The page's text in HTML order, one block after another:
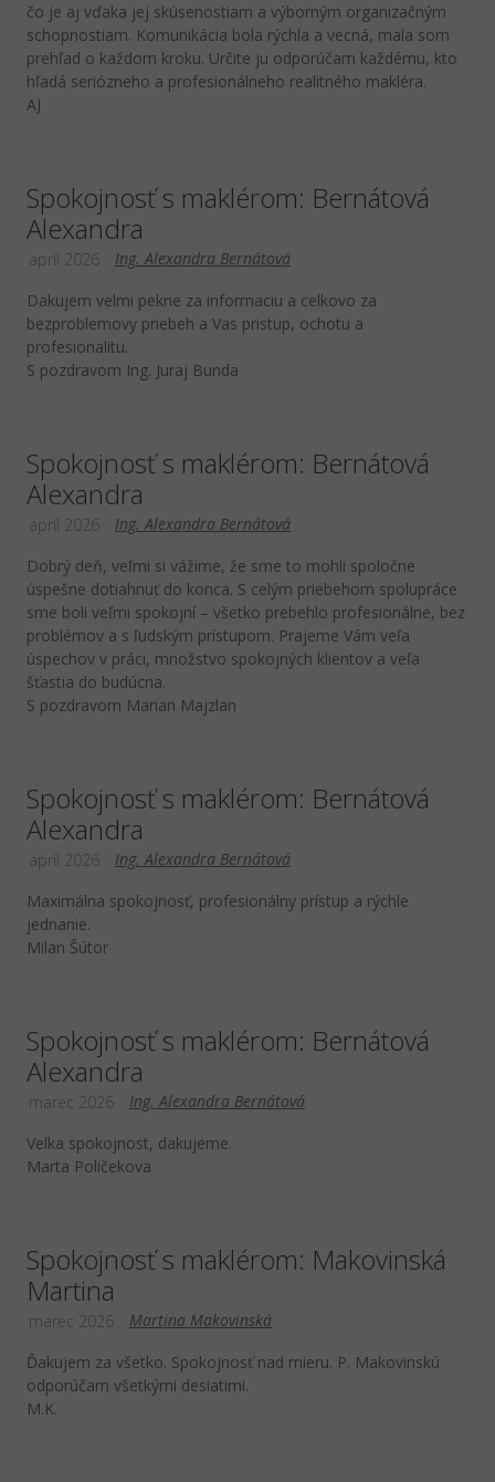
čo je aj vďaka jej skúsenostiam a výborným organizačným
schopnostiam. Komunikácia bola rýchla a vecná, mala som
prehľad o každom kroku. Určite ju odporúčam každému, kto
hľadá seriózneho a profesionálneho realitného makléra.
AJ
Spokojnosť s maklérom: Bernátová
Alexandra
Ing. Alexandra Bernátová
apríl 2026
Dakujem velmi pekne za informaciu a celkovo za
bezproblemovy priebeh a Vas pristup, ochotu a
profesionalitu.
S pozdravom Ing. Juraj Bunda
Spokojnosť s maklérom: Bernátová
Alexandra
Ing. Alexandra Bernátová
apríl 2026
Dobrý deň, veľmi si vážime, že sme to mohli spoločne
úspešne dotiahnuť do konca. S celým priebehom spolupráce
sme boli veľmi spokojní – všetko prebehlo profesionálne, bez
problémov a s ľudským prístupom. Prajeme Vám veľa
úspechov v práci, množstvo spokojných klientov a veľa
šťastia do budúcna.
S pozdravom Marian Majzlan
Spokojnosť s maklérom: Bernátová
Alexandra
Ing. Alexandra Bernátová
apríl 2026
Maximálna spokojnosť, profesionálny prístup a rýchle
jednanie.
Milan Šútor
Spokojnosť s maklérom: Bernátová
Alexandra
Ing. Alexandra Bernátová
marec 2026
Velka spokojnost, dakujeme.
Marta Poličekova
Spokojnosť s maklérom: Makovinská
Martina
Martina Makovinská
marec 2026
Ďakujem za všetko. Spokojnosť nad mieru. P. Makovinskú
odporúčam všetkými desiatimi.
M.K.